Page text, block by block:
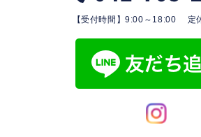
【受付時間】9:00～18:00 定